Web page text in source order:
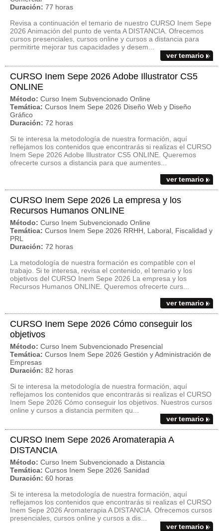
Duración: 77 horas
Revisa a continuación el temario de nuestro CURSO Inem Sepe
2026 Animación del punto de venta A DISTANCIA. Ofrecemos
cursos presenciales, cursos online y cursos a distancia para
permitirte mejorar tus capacidades y desem...
ver temario
CURSO Inem Sepe 2026 Adobe Illustrator CS5
ONLINE
Método: Curso Inem Subvencionado Online
Temática: Cursos Inem Sepe 2026 Diseño Web y Diseño
Gráfico
Duración: 72 horas
Si te interesa la metodología de nuestra formación, aquí
reflejamos los contenidos que encontrarás si realizas el CURSO
Inem Sepe 2026 Adobe Illustrator CS5 ONLINE. Queremos
ofrecerte cursos a distancia para que aumentes...
ver temario
CURSO Inem Sepe 2026 La empresa y los
Recursos Humanos ONLINE
Método: Curso Inem Subvencionado Online
Temática: Cursos Inem Sepe 2026 RRHH, Laboral, Fiscalidad y
PRL
Duración: 72 horas
La metodología de nuestra formación es compatible con el
trabajo. Si te interesa, revisa el contenido, el temario y los
objetivos del CURSO Inem Sepe 2026 La empresa y los
Recursos Humanos ONLINE. Queremos ofrecerte curs...
ver temario
CURSO Inem Sepe 2026 Cómo conseguir los
objetivos
Método: Curso Inem Subvencionado Presencial
Temática: Cursos Inem Sepe 2026 Gestión y Administración de
Empresas
Duración: 82 horas
Si te interesa la metodología de nuestra formación, aquí
reflejamos los contenidos que encontrarás si realizas el CURSO
Inem Sepe 2026 Cómo conseguir los objetivos. Nuestros cursos
online y cursos a distancia permiten qu...
ver temario
CURSO Inem Sepe 2026 Aromaterapia A
DISTANCIA
Método: Curso Inem Subvencionado a Distancia
Temática: Cursos Inem Sepe 2026 Sanidad
Duración: 60 horas
Si te interesa la metodología de nuestra formación, aquí
reflejamos los contenidos que encontrarás si realizas el CURSO
Inem Sepe 2026 Aromaterapia A DISTANCIA. Ofrecemos cursos
presenciales, cursos online y cursos a dis...
ver temario